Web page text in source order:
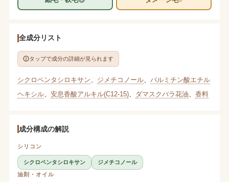
全成分リスト
タップで成分の詳細が見られます
シクロペンタシロキサン ジメチコノール、 パルミチン酸エチル
ヘキシル、 安息香酸アルキル(C12-15)、 ダマスクバラ花油 香料
成分構成の解説
シリコン
シクロペンタシロキサン
ジメチコノール
油剤・オイル